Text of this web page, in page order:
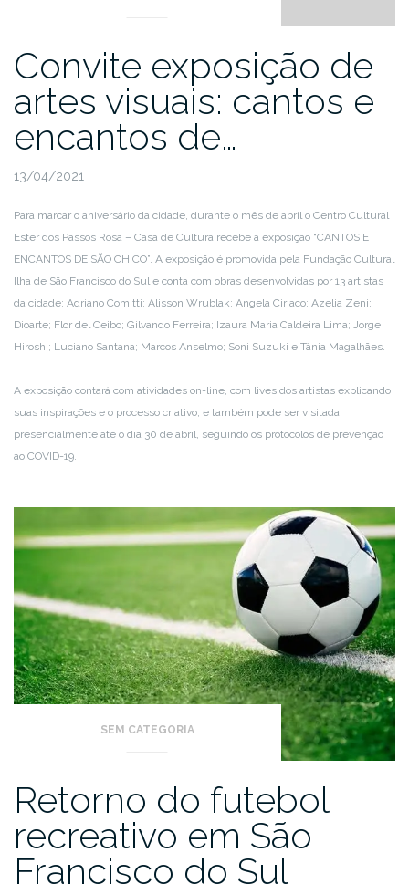
Convite exposição de
artes visuais: cantos e
encantos de…
13/04/2021
Para marcar o aniversário da cidade, durante o mês de abril o Centro Cultural
Ester dos Passos Rosa – Casa de Cultura recebe a exposição “CANTOS E
ENCANTOS DE SÃO CHICO”. A exposição é promovida pela Fundação Cultural
Ilha de São Francisco do Sul e conta com obras desenvolvidas por 13 artistas
da cidade: Adriano Comitti; Alisson Wrublak; Angela Ciriaco; Azelia Zeni;
Dioarte; Flor del Ceibo; Gilvando Ferreira; Izaura Maria Caldeira Lima; Jorge
Hiroshi; Luciano Santana; Marcos Anselmo; Soni Suzuki e Tânia Magalhães.
A exposição contará com atividades on-line, com lives dos artistas explicando
suas inspirações e o processo criativo, e também pode ser visitada
presencialmente até o dia 30 de abril, seguindo os protocolos de prevenção
ao COVID-19.
SEM CATEGORIA
Retorno do futebol
recreativo em São
Francisco do Sul